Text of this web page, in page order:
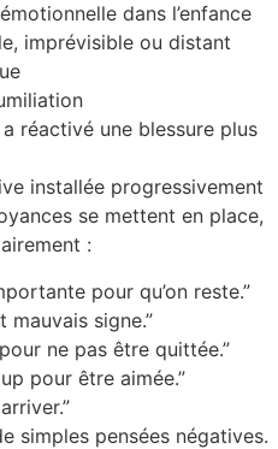
dans l’enfance
imprévisible ou distant
réactivé une blessure plus
installée progressivement
se mettent en place,
:
pour qu’on reste.”
mauvais signe.”
ne pas être quittée.”
pour être aimée.”
simples pensées négatives.